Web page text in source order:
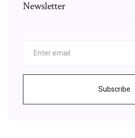
Newsletter
Subscribe